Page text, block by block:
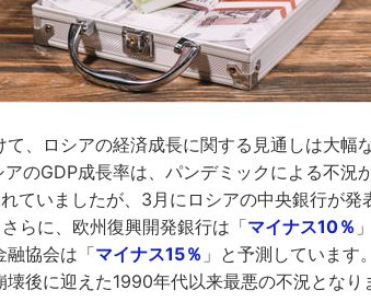
て、ロシアの経済成長に関する見通しは大幅
のGDP成長率は、パンデミックによる不況
ていましたが、3月にロシアの中央銀行が発
さらに、欧州復興開発銀行は「マイナス10％
融協会は「マイナス15％ 」と予測しています
後に迎えた1990年代以来最悪の不況となり